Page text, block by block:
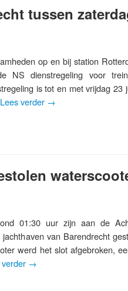
tussen
op en bij station
NS dienstregeling voor
is tot en met vrijdag 23
Lees verder →
01:30 uur zijn aan de
van Barendrecht
werd het slot afgebroken,
→